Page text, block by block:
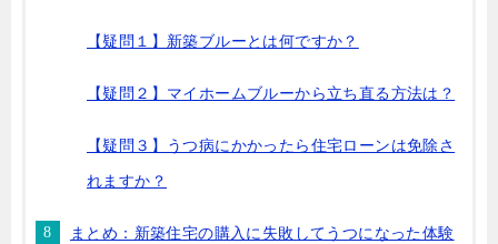
【疑問１】新築ブルーとは何ですか？
【疑問２】マイホームブルーから立ち直る方法は？
【疑問３】うつ病にかかったら住宅ローンは免除さ
れますか？
まとめ：新築住宅の購入に失敗してうつになった体験